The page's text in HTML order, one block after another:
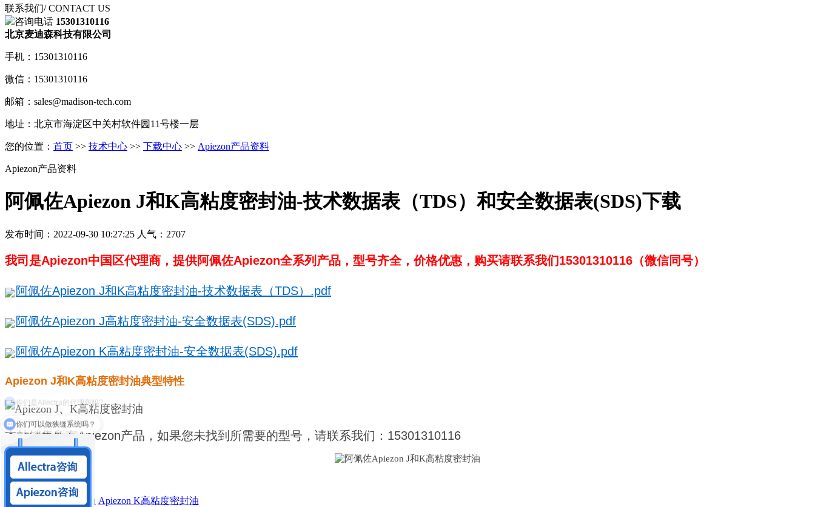
联系我们/ CONTACT US
咨询电话 15301310116
北京麦迪森科技有限公司
手机：15301310116
微信：15301310116
邮箱：sales@madison-tech.com
地址：北京市海淀区中关村软件园11号楼一层
您的位置： 首页 >> 技术中心 >> 下载中心 >> Apiezon产品资料
Apiezon产品资料
阿佩佐Apiezon J和K高粘度密封油-技术数据表（TDS）和安全数据表(SDS)下载
发布时间：2022-09-30 10:27:25 人气：2707
我司是Apiezon中国区代理商，提供阿佩佐Apiezon全系列产品，型号齐全，价格优惠，购买请联系我们15301310116（微信同号）
阿佩佐Apiezon J和K高粘度密封油-技术数据表（TDS）.pdf
阿佩佐Apiezon J高粘度密封油-安全数据表(SDS).pdf
阿佩佐Apiezon K高粘度密封油-安全数据表(SDS).pdf
Apiezon J和K高粘度密封油典型特性
本站销售所有Apiezon产品，如果您未找到所需要的型号，请联系我们：15301310116
阿佩佐J高粘度密封油 Apiezon K高粘度密封油
你们可以做狭缝系统吗？